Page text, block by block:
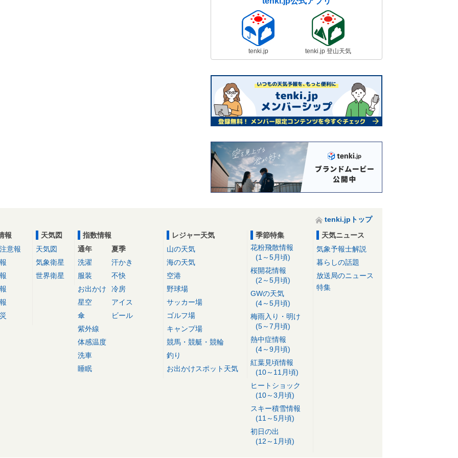
tenki.jp tenki.jp 登山天気
tenki.jpトップ
報
意報
天気図
天気図
気象衛星
世界衛星
指数情報
通年
洗濯
服装
お出かけ
星空
傘
紫外線
体感温度
洗車
睡眠
夏季
汗かき
不快
冷房
アイス
ビール
レジャー天気
山の天気
海の天気
空港
野球場
サッカー場
ゴルフ場
キャンプ場
競馬・競艇・競輪
釣り
お出かけスポット天気
季節特集
花粉飛散情報
(1～5月頃)
桜開花情報
(2～5月頃)
GWの天気
(4～5月頃)
梅雨入り・明け
(5～7月頃)
熱中症情報
(4～9月頃)
紅葉見頃情報
(10～11月頃)
ヒートショック
(10～3月頃)
スキー積雪情報
(11～5月頃)
初日の出
(12～1月頃)
天気ニュース
気象予報士解説
暮らしの話題
放送局のニュース
特集